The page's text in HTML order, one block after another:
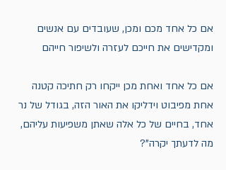
אם כל אחד מכם ומכן, שעובדים עם אנשים
ומקדישים את חייכם לעזרה ולשיפור חייהם
אם כל אחד ואחת מכן ייקחו רק חתיכה קטנה
אחת מפיבוט וידליקו את האור הזה, בגודל של נר
אחד, בחיים של כל אלה שאתן משפיעות עליהם,
מה לדעתך יקרה"?